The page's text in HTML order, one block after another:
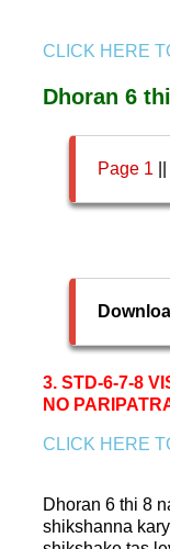
CLICK HERE
Dhoran 6
Page 1
3. STD-6-7-8
NO
CLICK HERE
Dhoran 6 thi 8
shikshanna